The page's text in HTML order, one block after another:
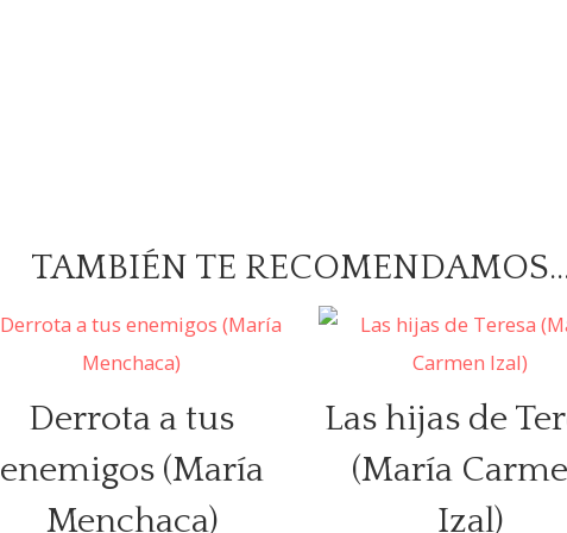
TAMBIÉN TE
Derrota a tus
enemigos (María
Menchaca)
Las hijas de
(María
Izal)